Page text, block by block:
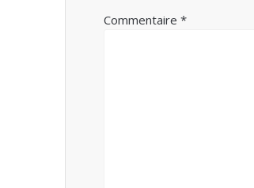
Commentaire*